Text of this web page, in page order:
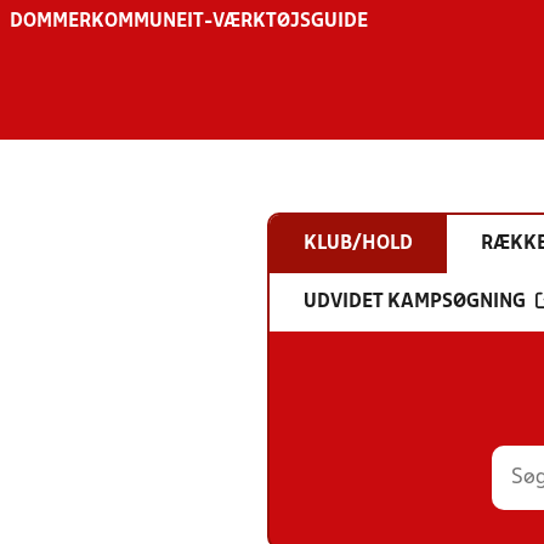
DOMMER KOMMUNE IT-VÆRKTØJSGUIDE
KLUB/HOLD
UDVIDET KAMPSØGNING